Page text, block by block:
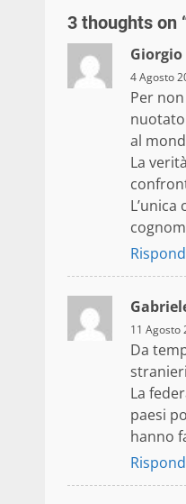
3 thoughts on
Giorgio
4 Agosto
Per
al
La
11 Agosto
Da
La
paesi
hanno